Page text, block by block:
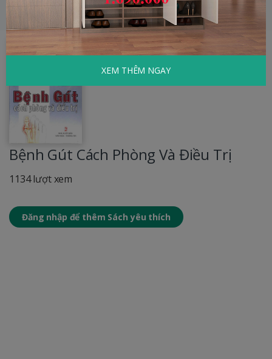
Phòng Và Điều Trị
Bệnh Gút Cách Phòng Và Điều Trị
1134 lượt xem
Đăng nhập để thêm Sách yêu thích
XEM THÊM NGAY